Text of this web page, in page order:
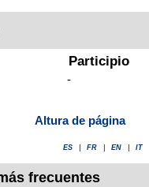
Participio
-
Altura de página
ES FR EN IT
frecuentes